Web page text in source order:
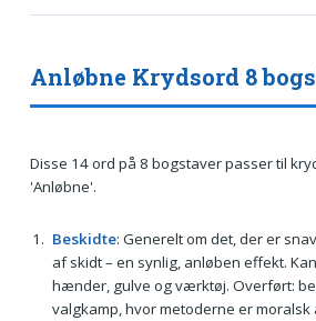
Anløbne Krydsord 8
Disse 14 ord på 8 bogstaver passer til
'Anløbne'.
Beskidte: Generelt om det, der er
af skidt – en synlig, anløben effekt.
hænder, gulve og værktøj. Overført:
valgkamp, hvor metoderne er moralsk